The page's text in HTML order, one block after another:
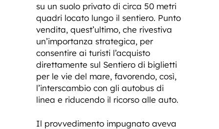
su un suolo privato di circa 50 metri
quadri locato lungo il sentiero. Punto
vendita, quest’ultimo, che rivestiva
un’importanza strategica, per
consentire ai turisti l’acquisto
direttamente sul Sentiero di biglietti
per le vie del mare, favorendo, così,
l’interscambio con gli autobus di
linea e riducendo il ricorso alle auto.
Il provvedimento impugnato aveva